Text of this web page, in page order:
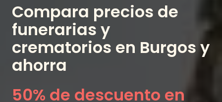
Compara precios de
funerarias y
crematorios en Burgos y
ahorra
50% de descuento en